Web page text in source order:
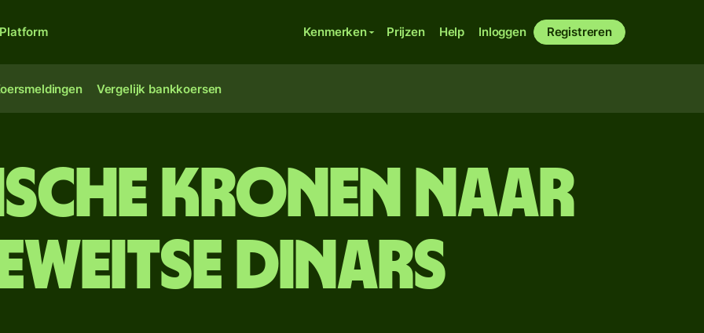
Platform Kenmerken Prijzen Help Inloggen Registreren
Vergelijk bankkoersen
kronen naar
dinars